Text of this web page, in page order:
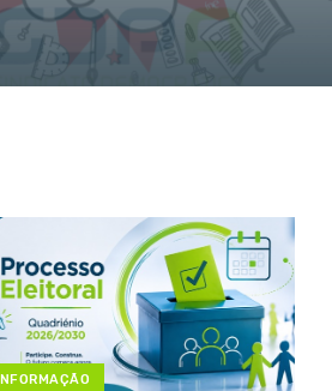
INFORMAÇÃO